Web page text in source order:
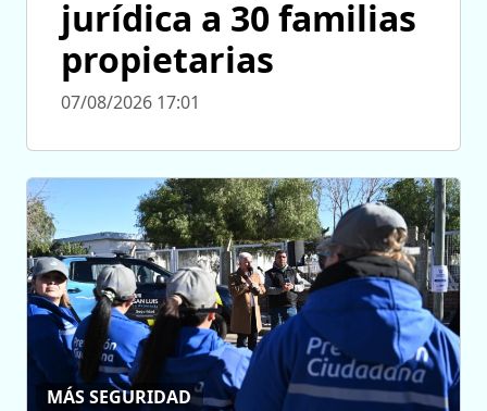
jurídica a 30 familias
propietarias
07/08/2026 17:01
MÁS SEGURIDAD